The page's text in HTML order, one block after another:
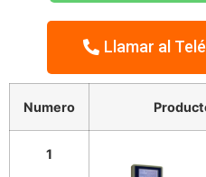
Llamar al
Numero
1